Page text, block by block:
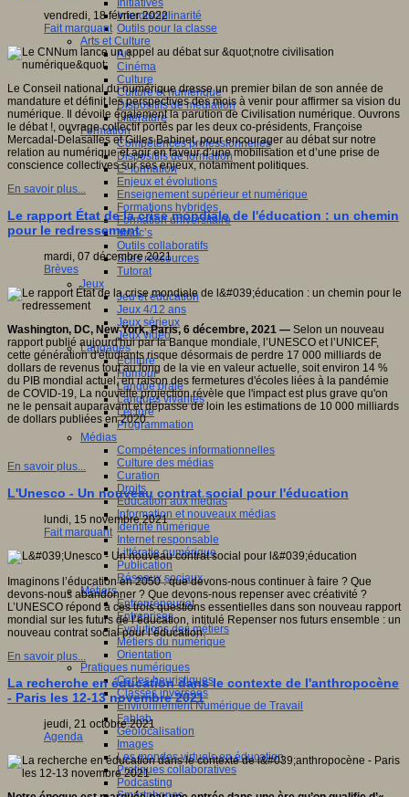
Initiatives
Interdisciplinarité
Outils pour la classe
Arts et Culture
Art
Cinéma
Culture
Culture et numérique
Dispositifs de médiation
Littérature
Formation
Compétences professionnelles
Dispositifs de formation
E- formation
Enjeux et évolutions
Enseignement supérieur et numérique
Formations hybrides
Formation universitaire
Mooc’s
Outils collaboratifs
Sites ressources
Tutorat
Jeux
Jeu et éducation
Jeux 4/12 ans
Jeux sérieux
Jeux vidéo
Langages
Ecriture
Humour
Langue orale
Langues vivantes
Lecture
Programmation
Médias
Compétences informationnelles
Culture des médias
Curation
Droits
Education aux médias
Information et nouveaux médias
Identité numérique
Internet responsable
Littératie numérique
Publication
Réseaux sociaux
Métiers
Entrepreneuriat
Entreprises
Evolutions des métiers
Métiers du numérique
Orientation
Pratiques numériques
Cartes heuristiques
Classes inversées
Environnement Numérique de Travail
Fablab
Géolocalisation
Images
Les mondes virtuels en éducation
Pratiques collaboratives
Podcasting
vendredi, 18 février 2022
Fait marquant
Le Conseil national du numérique dresse un premier bilan de son année de
mandature et définit les perspectives des mois à venir pour affirmer sa vision du
numérique. Il dévoile également la parution de Civilisation numérique. Ouvrons
le débat !, ouvrage collectif portés par les deux co-présidents, Françoise
Mercadal-Delasalles et Gilles Babinet, pour encourager au débat sur notre
relation au numérique et agir en faveur d’une mobilisation et d’une prise de
conscience collectives sur ses enjeux, notamment politiques.
En savoir plus...
Le rapport État de la crise mondiale de l'éducation : un chemin
pour le redressement
mardi, 07 décembre 2021
Brèves
Washington, DC, New York, Paris, 6 décembre, 2021 — Selon un nouveau
rapport publié aujourd'hui par la Banque mondiale, l’UNESCO et l’UNICEF,
cette génération d'étudiants risque désormais de perdre 17 000 milliards de
dollars de revenus tout au long de la vie en valeur actuelle, soit environ 14 %
du PIB mondial actuel, en raison des fermetures d'écoles liées à la pandémie
de COVID-19, La nouvelle projection révèle que l'impact est plus grave qu'on
ne le pensait auparavant et dépasse de loin les estimations de 10 000 milliards
de dollars publiées en 2020.
En savoir plus...
L'Unesco - Un nouveau contrat social pour l'éducation
lundi, 15 novembre 2021
Fait marquant
Imaginons l’éducation en 2050 : que devons-nous continuer à faire ? Que
devons-nous abandonner ? Que devons-nous repenser avec créativité ?
L’UNESCO répond à ces trois questions essentielles dans son nouveau rapport
mondial sur les futurs de l’éducation, intitulé Repenser nos futurs ensemble : un
nouveau contrat social pour l’éducation.
En savoir plus...
La recherche en éducation dans le contexte de l'anthropocène
- Paris les 12-13 novembre 2021
jeudi, 21 octobre 2021
Agenda